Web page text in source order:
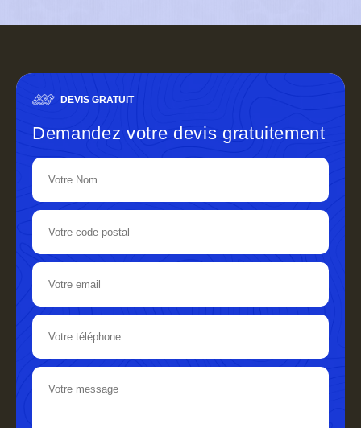
DEVIS GRATUIT
Demandez votre devis gratuitement